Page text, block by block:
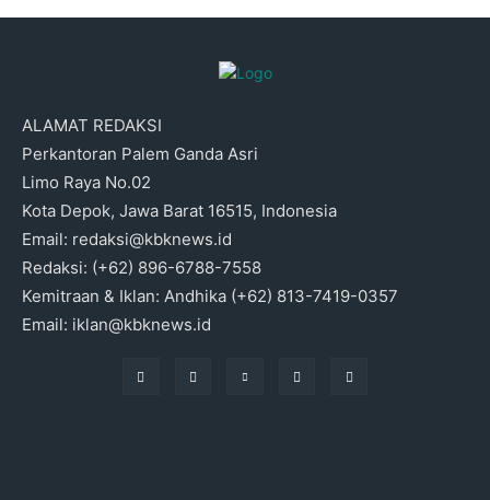
ALAMAT REDAKSI
Perkantoran Palem Ganda Asri
Limo Raya No.02
Kota Depok, Jawa Barat 16515, Indonesia
Email: redaksi@kbknews.id
Redaksi: (+62) 896-6788-7558
Kemitraan & Iklan: Andhika (+62) 813-7419-0357
Email: iklan@kbknews.id